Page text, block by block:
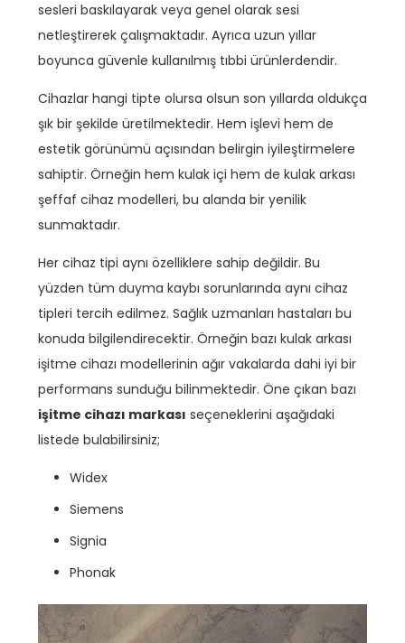
sesleri baskılayarak veya genel olarak sesi
netleştirerek çalışmaktadır. Ayrıca uzun yıllar
boyunca güvenle kullanılmış tıbbi ürünlerdendir.
Cihazlar hangi tipte olursa olsun son yıllarda oldukça
şık bir şekilde üretilmektedir. Hem işlevi hem de
estetik görünümü açısından belirgin iyileştirmelere
sahiptir. Örneğin hem kulak içi hem de kulak arkası
şeffaf cihaz modelleri, bu alanda bir yenilik
sunmaktadır.
Her cihaz tipi aynı özelliklere sahip değildir. Bu
yüzden tüm duyma kaybı sorunlarında aynı cihaz
tipleri tercih edilmez. Sağlık uzmanları hastaları bu
konuda bilgilendirecektir. Örneğin bazı kulak arkası
işitme cihazı modellerinin ağır vakalarda dahi iyi bir
performans sunduğu bilinmektedir. Öne çıkan bazı
işitme cihazı markası seçeneklerini aşağıdaki
listede bulabilirsiniz;
Widex
Siemens
Signia
Phonak